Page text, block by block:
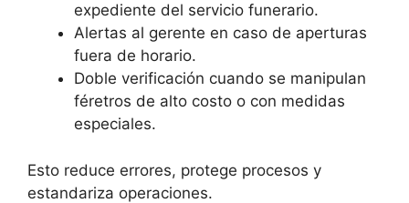
expediente del servicio funerario.
Alertas al gerente en caso de aperturas
fuera de horario.
Doble verificación cuando se manipulan
féretros de alto costo o con medidas
especiales.
Esto reduce errores, protege procesos y
estandariza operaciones.